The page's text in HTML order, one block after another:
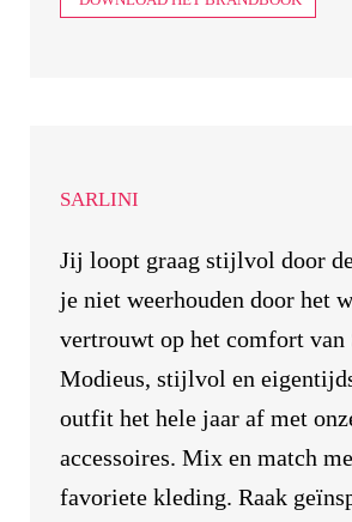
SARLINI
Jij loopt graag stijlvol door
je niet weerhouden door het
vertrouwt op het comfort
Modieus, stijlvol en
outfit het hele jaar af met
accessoires. Mix en match
favoriete kleding. Raak